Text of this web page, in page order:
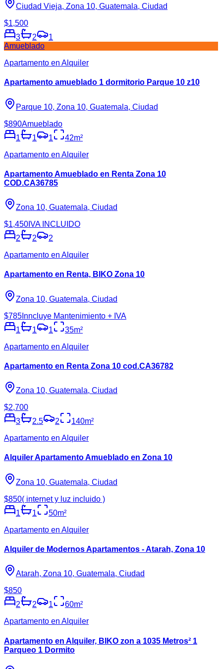
Ciudad Vieja, Zona 10, Guatemala, Ciudad
$1,500
3
2
1
Amueblado
Apartamento en Alquiler
Apartamento amueblado 1 dormitorio Parque 10 z10
Parque 10, Zona 10, Guatemala, Ciudad
$890Amueblado
1
1 1 42m²
Apartamento en Alquiler
Apartamento Amueblado en Renta Zona 10
COD.CA36785
Zona 10, Guatemala, Ciudad
$1,450 IVA INCLUIDO
2
2
2
Apartamento en Alquiler
Apartamento en Renta, BIKO Zona 10
Zona 10, Guatemala, Ciudad
$785 Inncluye Mantenimiento + IVA
1
1 1 35m²
Apartamento en Alquiler
Apartamento en Renta Zona 10 cod.CA36782
Zona 10, Guatemala, Ciudad
$2,700
3
2.5 2 140m²
Apartamento en Alquiler
Alquiler Apartamento Amueblado en Zona 10
Zona 10, Guatemala, Ciudad
$850( internet y luz incluido )
1
1 50m²
Apartamento en Alquiler
Alquiler de Modernos Apartamentos - Atarah, Zona 10
Atarah, Zona 10, Guatemala, Ciudad
$850
2
2 1 60m²
Apartamento en Alquiler
Apartamento en Alquiler, BIKO zon a 1035 Metros² 1
Parqueo 1 Dormito